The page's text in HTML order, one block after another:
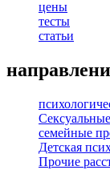
цены
тесты
статьи
семейные
Детская
Прочие